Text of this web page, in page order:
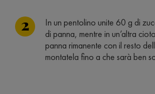
In un pentolino unite 60 g di
di panna, mentre in un’altra
panna rimanente con il resto
montatela fino a che sarà ben